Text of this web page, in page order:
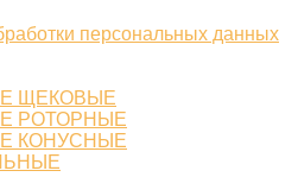
персональных данных
ЩЕКОВЫЕ
РОТОРНЫЕ
КОНУСНЫЕ